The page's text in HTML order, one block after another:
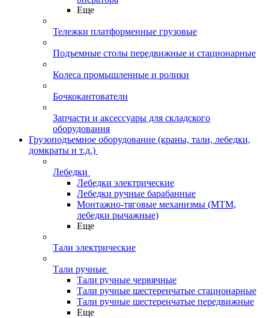
Еще
Тележки платформенные грузовые
Подъемные столы передвижные и стационарные
Колеса промышленные и ролики
Бочкокантователи
Запчасти и аксессуары для складского
оборудования
Грузоподъемное оборудование (краны, тали, лебедки,
домкраты и т.д.)
Лебедки
Лебедки электрические
Лебедки ручные барабанные
Монтажно-тяговые механизмы (МТМ,
лебедки рычажные)
Еще
Тали электрические
Тали ручные
Тали ручные червячные
Тали ручные шестеренчатые стационарные
Тали ручные шестеренчатые передвижные
Еще